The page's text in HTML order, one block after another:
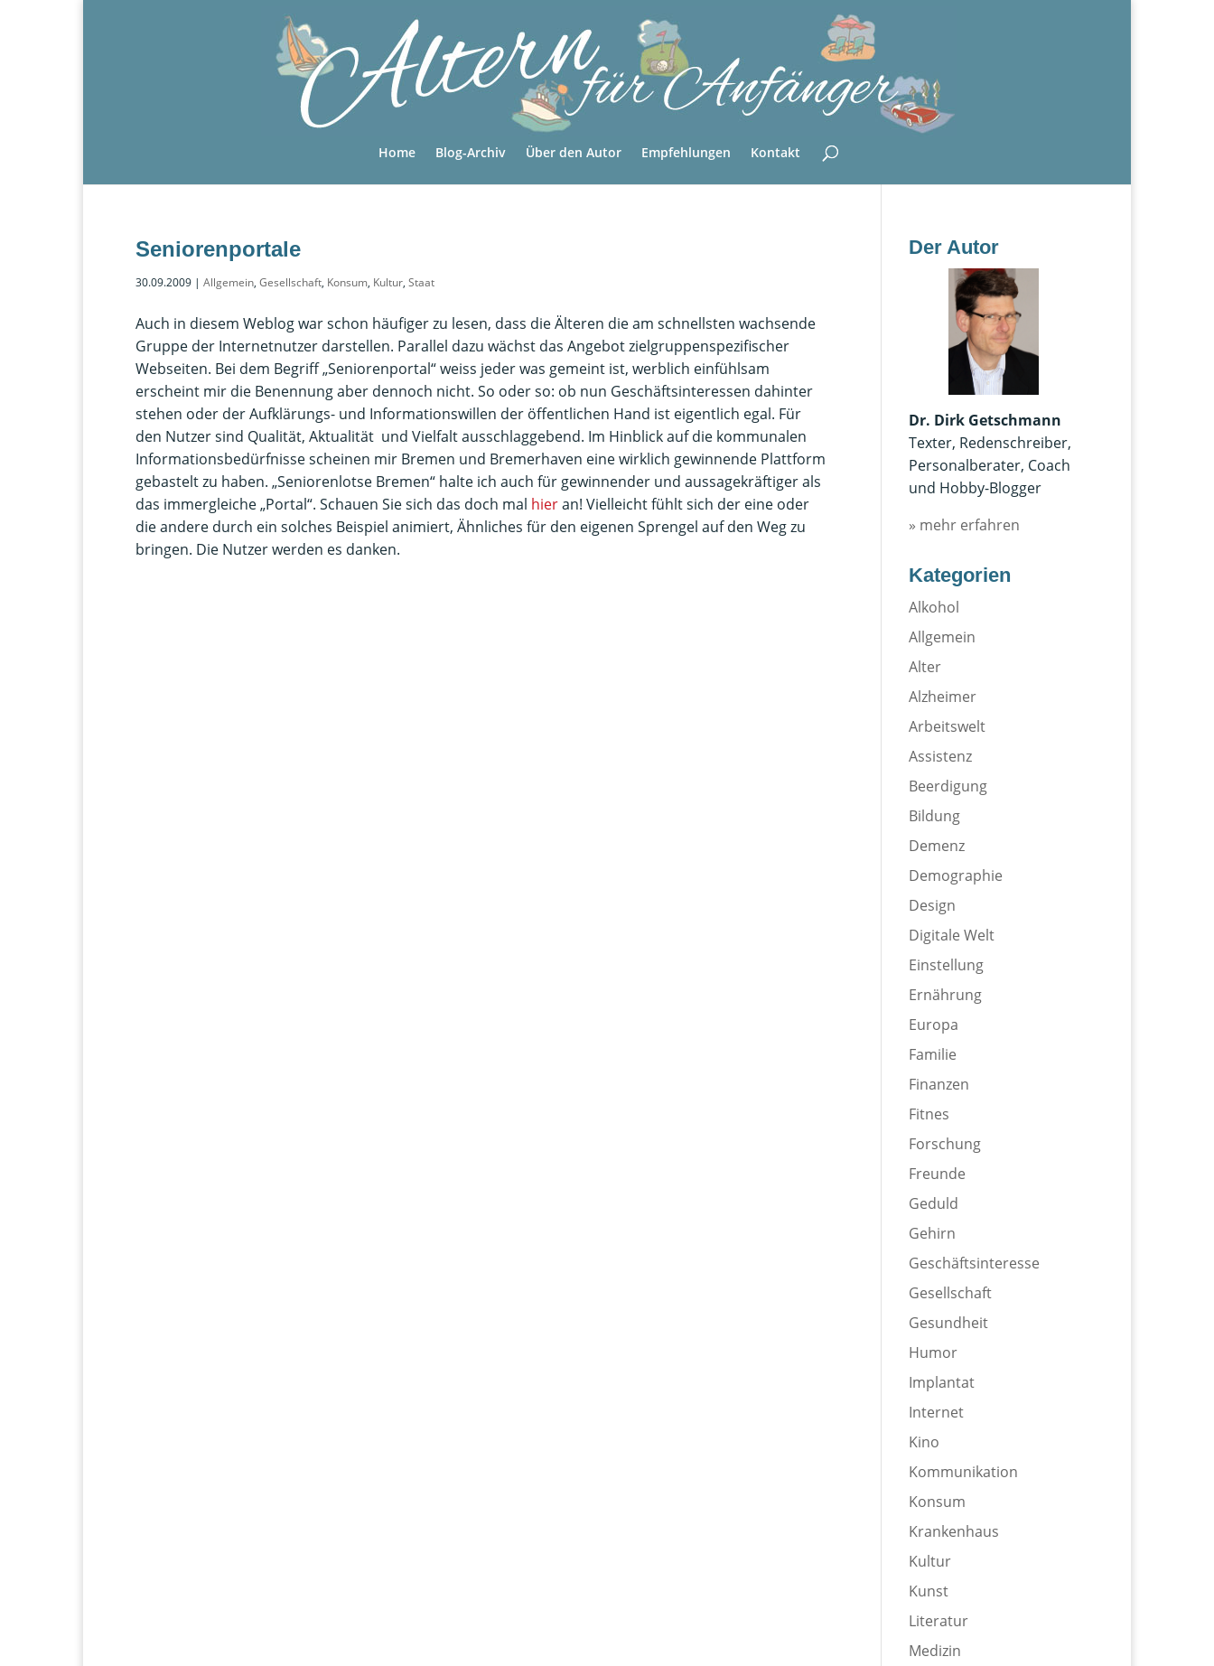
Home Blog-Archiv Über den Autor Empfehlungen Kontakt
Seniorenportale
30.09.2009 | Allgemein, Gesellschaft, Konsum, Kultur, Staat
Auch in diesem Weblog war schon häufiger zu lesen, dass die Älteren die am schnellsten wachsende
Gruppe der Internetnutzer darstellen. Parallel dazu wächst das Angebot zielgruppenspezifischer
Webseiten. Bei dem Begriff „Seniorenportal“ weiss jeder was gemeint ist, werblich einfühlsam
erscheint mir die Benennung aber dennoch nicht. So oder so: ob nun Geschäftsinteressen dahinter
stehen oder der Aufklärungs- und Informationswillen der öffentlichen Hand ist eigentlich egal. Für
den Nutzer sind Qualität, Aktualität und Vielfalt ausschlaggebend. Im Hinblick auf die kommunalen
Informationsbedürfnisse scheinen mir Bremen und Bremerhaven eine wirklich gewinnende Plattform
gebastelt zu haben. „Seniorenlotse Bremen“ halte ich auch für gewinnender und aussagekräftiger als
das immergleiche „Portal“. Schauen Sie sich das doch mal hieran! Vielleicht fühlt sich der eine oder
die andere durch ein solches Beispiel animiert, Ähnliches für den eigenen Sprengel auf den Weg zu
bringen. Die Nutzer werden es danken.
Der Autor
Dr. Dirk Getschmann
Texter, Redenschreiber,
Personalberater, Coach
und Hobby-Blogger
» mehr erfahren
Kategorien
Alkohol
Allgemein
Alter
Alzheimer
Arbeitswelt
Assistenz
Beerdigung
Bildung
Demenz
Demographie
Design
Digitale Welt
Einstellung
Ernährung
Europa
Familie
Finanzen
Fitnes
Forschung
Freunde
Geduld
Gehirn
Geschäftsinteresse
Gesellschaft
Gesundheit
Humor
Implantat
Internet
Kino
Kommunikation
Konsum
Krankenhaus
Kultur
Kunst
Literatur
Medizin